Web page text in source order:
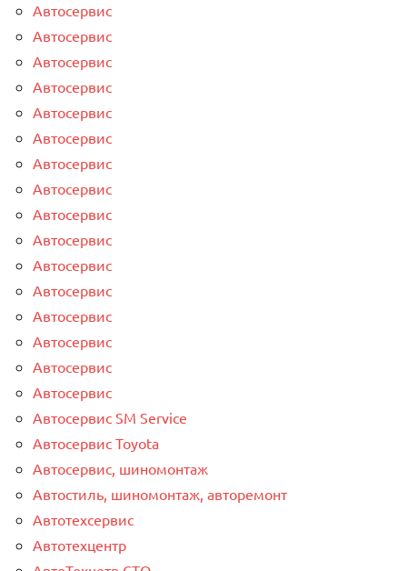
Автосервис
Автосервис
Автосервис
Автосервис
Автосервис
Автосервис
Автосервис
Автосервис
Автосервис
Автосервис
Автосервис
Автосервис
Автосервис
Автосервис
Автосервис
Автосервис
Автосервис SM Service
Автосервис Toyota
Автосервис, шиномонтаж
Автостиль, шиномонтаж, авторемонт
Автотехсервис
Автотехцентр